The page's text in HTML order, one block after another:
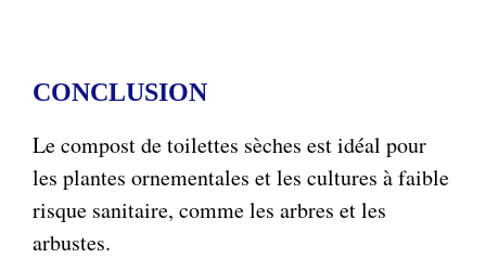
CONCLUSION
Le compost de toilettes sèches est idéal pour
les plantes ornementales et les cultures à faible
risque sanitaire, comme les arbres et les
arbustes.